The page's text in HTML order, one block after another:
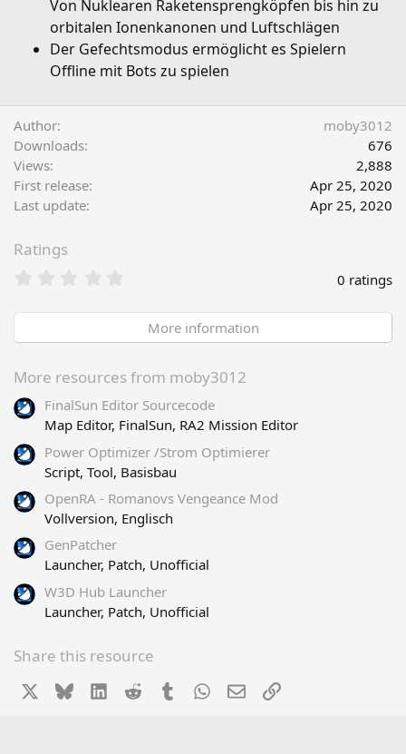
Von Nuklearen Raketensprengköpfen bis hin zu
orbitalen Ionenkanonen und Luftschlägen
Der Gefechtsmodus ermöglicht es Spielern
Offline mit Bots zu spielen
Author
moby3012
Downloads
676
Views
2,888
First release
Apr 25, 2020
Last update
Apr 25, 2020
Ratings
0
s
a
(
s
0 ratings
More information
More resources from moby3012
FinalSun Editor Sourcecode
Map Editor, FinalSun, RA2 Mission Editor
Power Optimizer /Strom Optimierer
Script, Tool, Basisbau
OpenRA - Romanovs Vengeance Mod
Vollversion, Englisch
GenPatcher
Launcher, Patch, Unofficial
W3D Hub Launcher
Launcher, Patch, Unofficial
Share this resource
BlueskyLinkedIn
Reddit TumblrWhatsApp
EmailLink